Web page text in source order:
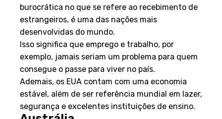
burocrática no que se refere ao recebimento de
estrangeiros, é uma das nações mais
desenvolvidas do mundo.
Isso significa que emprego e trabalho, por
exemplo, jamais seriam um problema para quem
consegue o passe para viver no país.
Ademais, os EUA contam com uma economia
estável, além de ser referência mundial em lazer,
segurança e excelentes instituições de ensino.